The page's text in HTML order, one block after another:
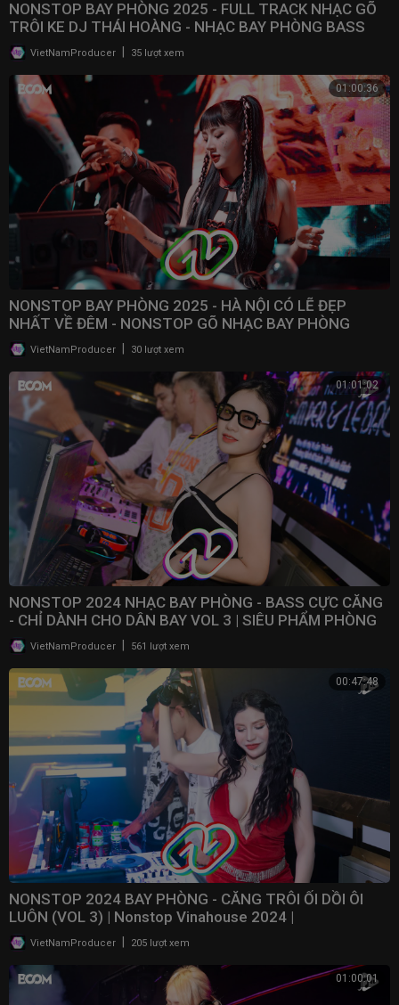
NONSTOP BAY PHÒNG 2025 - FULL TRACK NHẠC GÕ
TRÔI KE DJ THÁI HOÀNG - NHẠC BAY PHÒNG BASS
CWCH MẠNH
VietNamProducer 35 lượt xem
01:00:36
NONSTOP BAY PHÒNG 2025 - HÀ NỘI CÓ LẼ ĐẸP
NHẤT VỀ ĐÊM - NONSTOP GÕ NHẠC BAY PHÒNG
BASS CỰC MẠNH 2025
VietNamProducer 30 lượt xem
01:01:02
NONSTOP 2024 NHẠC BAY PHÒNG - BASS CỰC CĂNG
- CHỈ DÀNH CHO DÂN BAY VOL 3 | SIÊU PHẨM PHÒNG
BAY 2024
VietNamProducer 561 lượt xem
00:47:48
NONSTOP 2024 BAY PHÒNG - CĂNG TRÔI ỐI DỒI ÔI
LUÔN (VOL 3) | Nonstop Vinahouse 2024 | ​
⁠@NONSTOPVNDJ
VietNamProducer 205 lượt xem
01:00:01